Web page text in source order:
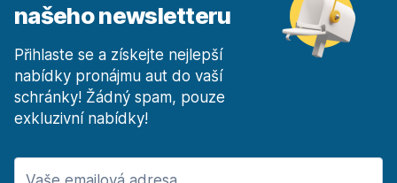
našeho newsletteru
Přihlaste se a získejte nejlepší
nabídky pronájmu aut do vaší
schránky! Žádný spam, pouze
exkluzivní nabídky!